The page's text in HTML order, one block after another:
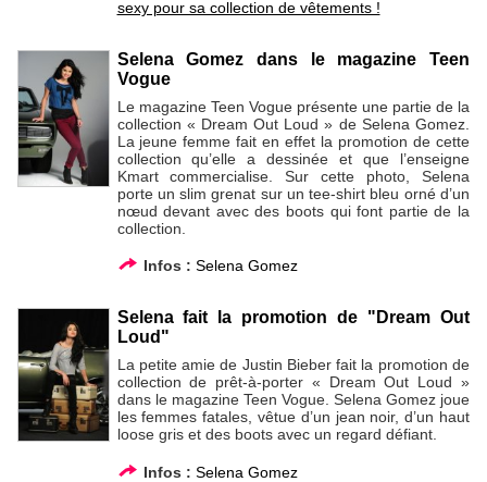
sexy pour sa collection de vêtements !
Selena Gomez dans le magazine Teen
Vogue
Le magazine Teen Vogue présente une partie de la
collection « Dream Out Loud » de Selena Gomez.
La jeune femme fait en effet la promotion de cette
collection qu’elle a dessinée et que l’enseigne
Kmart commercialise. Sur cette photo, Selena
porte un slim grenat sur un tee-shirt bleu orné d’un
nœud devant avec des boots qui font partie de la
collection.
Infos : Selena Gomez
Selena fait la promotion de "Dream Out
Loud"
La petite amie de Justin Bieber fait la promotion de
collection de prêt-à-porter « Dream Out Loud »
dans le magazine Teen Vogue. Selena Gomez joue
les femmes fatales, vêtue d’un jean noir, d’un haut
loose gris et des boots avec un regard défiant.
Infos : Selena Gomez